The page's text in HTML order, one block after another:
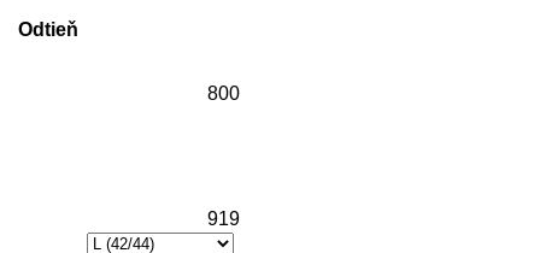
Odtieň
800
919